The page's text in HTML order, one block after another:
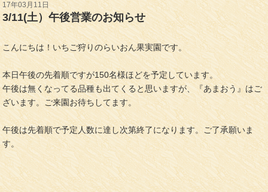
17年03月11日
3/11(土）午後営業のお知らせ
こんにちは！いちご狩りのらいおん果実園です。
本日午後の先着順ですが150名様ほどを予定しています。
午後は無くなってる品種も出てくると思いますが、『あまおう』はご
ざいます。ご来園お待ちしてます。
午後は先着順で予定人数に達し次第終了になります。ご了承願いま
す。